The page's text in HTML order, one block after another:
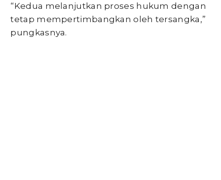
“Kedua melanjutkan proses hukum dengan
tetap mempertimbangkan oleh tersangka,”
pungkasnya.